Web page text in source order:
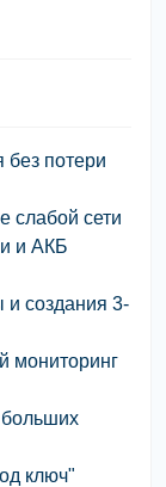
без потери
слабой сети
и АКБ
и создания 3-
мониторинг
ключ"